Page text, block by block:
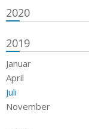
2020
2019
Januar
April
Juli
November